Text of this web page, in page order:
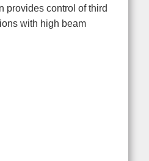
provides control of third
with high beam